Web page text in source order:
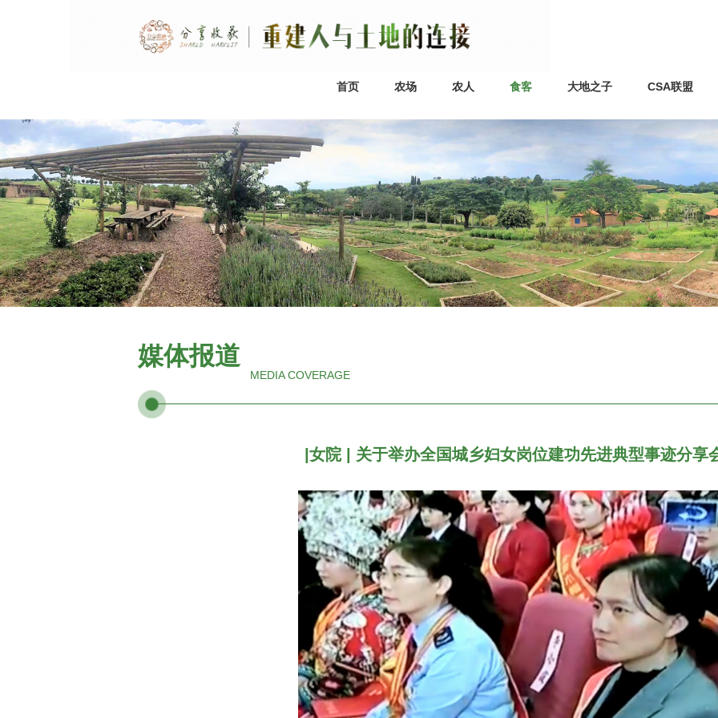
首页 农场 农人 食客 大地之子 CSA联盟
媒体报道
MEDIA COVERAGE
|女院 | 关于举办全国城乡妇女岗位建功先进典型事迹分享